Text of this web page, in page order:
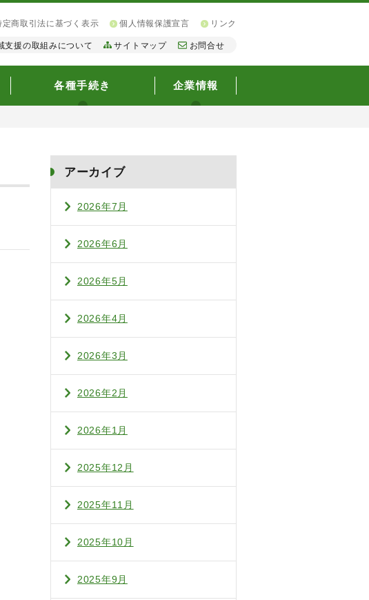
定商取引法に基づく表示 個人情報保護宣言 リンク
支援の取組みについて サイトマップ お問合せ
各種手続き 企業情報
アーカイブ
2026年7月
2026年6月
2026年5月
2026年4月
2026年3月
2026年2月
2026年1月
2025年12月
2025年11月
2025年10月
2025年9月